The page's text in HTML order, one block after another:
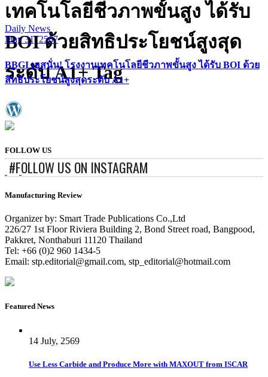
เทคโนโลยีชีวภาพขั้นสูง ได้รับ
BOI ด้วยสิทธิประโยชน์สูงสุด
ระดับ A1+ Tag
Daily News
May 31, 2567
BBGI เฮสนั่น! โรงงานเทคโนโลยีชีวภาพขั้นสูง ได้รับ BOI ด้วย
สิทธิประโยชน์สูงสุดระดับ A1+
FOLLOW US
#FOLLOW US ON INSTAGRAM
Manufacturing Review
Organizer by: Smart Trade Publications Co.,Ltd
226/27 1st Floor Riviera Building 2, Bond Street road, Bangpood,
Pakkret, Nonthaburi 11120 Thailand
Tel: +66 (0)2 960 1434-5
Email: stp.editorial@gmail.com, stp_editorial@hotmail.com
Featured News
14 July, 2569
Use Less Carbide and Produce More with MAXOUT from ISCAR